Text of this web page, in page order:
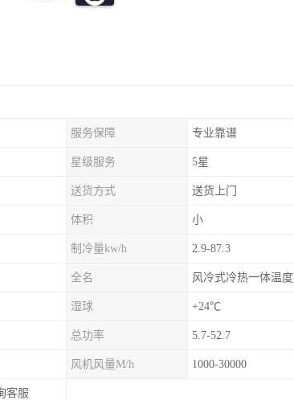
服务保障 专业靠谱
星级服务 5星
送货方式 送货上门
体积 小
制冷量kw/h 2.9-87.3
全名 风冷式冷热一体温
湿球 +24℃
总功率 5.7-52.7
风机风量M/h 1000-30000
客服